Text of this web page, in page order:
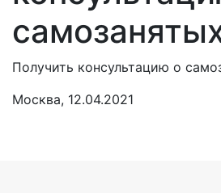
Получить консультацию о
Москва, 12.04.2021